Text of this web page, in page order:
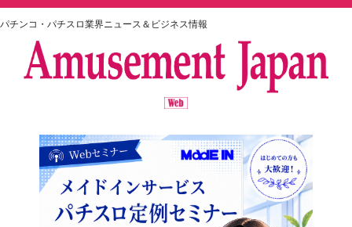
パチンコ・パチスロ業界ニュース＆ビジネス情報